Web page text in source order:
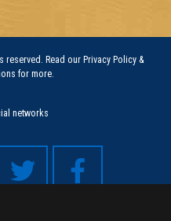
Read our Privacy Policy &
for more.
networks